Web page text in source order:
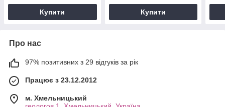
Купити Купити
Про нас
97% позитивних з 29 відгуків за рік
Працює з 23.12.2012
м. Хмельницький